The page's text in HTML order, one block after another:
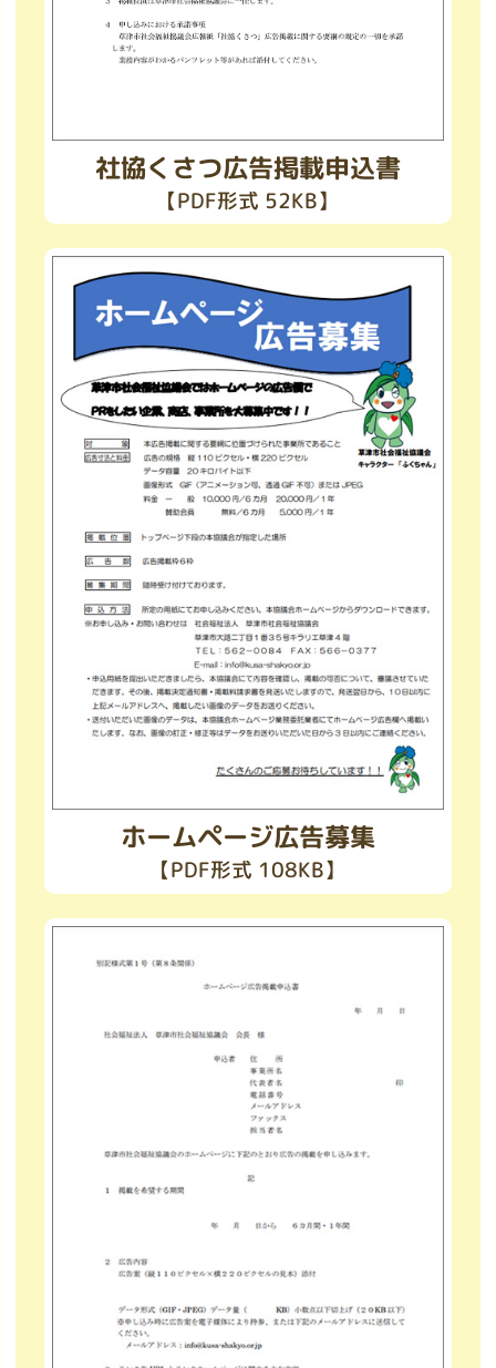
社協くさつ広告掲載申込書
【PDF形式 52KB】
ホームページ広告募集
【PDF形式 108KB】